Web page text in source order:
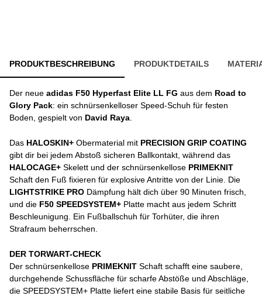
PRODUKTBESCHREIBUNG PRODUKTDETAILS
Der neue adidas F50 Hyperfast Elite LL FG aus dem Road to
Glory Pack: ein schnürsenkelloser Speed-Schuh für festen
Boden, gespielt von David Raya
Das HALOSKIN+ Obermaterial mit PRECISION GRIP COATING
gibt dir bei jedem Abstoß sicheren Ballkontakt, während das
HALOCAGE+ Skelett und der schnürsenkellose PRIMEKNIT
Schaft den Fuß fixieren für explosive Antritte von der Linie. Die
LIGHTSTRIKE PRO Dämpfung hält dich über 90 Minuten frisch,
und die F50 SPEEDSYSTEM+ Platte macht aus jedem Schritt
Beschleunigung. Ein Fußballschuh für Torhüter, die ihren
Strafraum beherrschen.
DER TORWART-CHECK
Der schnürsenkellose PRIMEKNIT Schaft schafft eine saubere,
durchgehende Schussfläche für scharfe Abstöße und Abschläge,
die SPEEDSYSTEM+ Platte liefert eine stabile Basis für seitliche